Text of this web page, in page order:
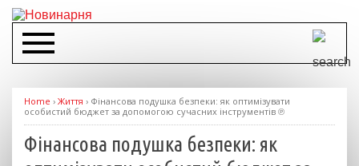
Home › Життя › Фінансова подушка безпеки: як оптимізувати
особистий бюджет за допомогою сучасних інструментів ℗
Фінансова подушка безпеки: як